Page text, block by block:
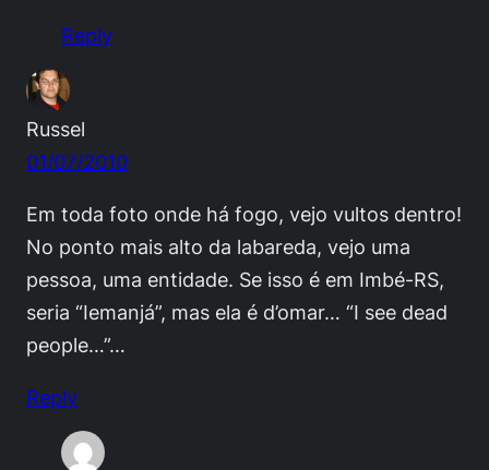
Reply
Russel
01/07/2010
Em toda foto onde há fogo, vejo vultos dentro!
No ponto mais alto da labareda, vejo uma
pessoa, uma entidade. Se isso é em Imbé-RS,
seria “Iemanjá”, mas ela é d’omar… “I see dead
people…”…
Reply